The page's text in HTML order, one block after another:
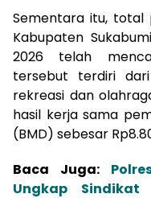
Sementara itu, total
Kabupaten
2026 telah
tersebut terdiri
rekreasi dan
hasil kerja sama
(BMD) sebesar
Baca Juga:
Ungkap Sindikat